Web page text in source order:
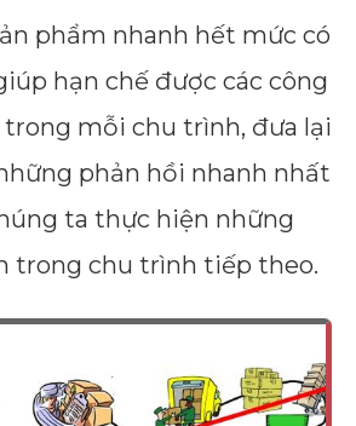
phẩm nhanh hết mức có
hạn chế được các công
mỗi chu trình, đưa lại
phản hồi nhanh nhất
ta thực hiện những
trong chu trình tiếp theo.